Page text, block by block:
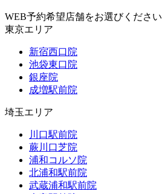
WEB予約希望店舗をお選びください
東京エリア
新宿西口院
池袋東口院
銀座院
成増駅前院
埼玉エリア
川口駅前院
蕨川口芝院
浦和コルソ院
北浦和駅前院
武蔵浦和駅前院